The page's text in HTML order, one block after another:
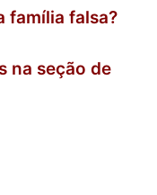
família falsa?
na seção de